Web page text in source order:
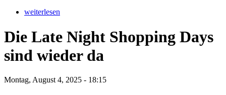
weiterlesen
Die Late Night Shopping Days
sind wieder da
Montag, August 4, 2025 - 18:15